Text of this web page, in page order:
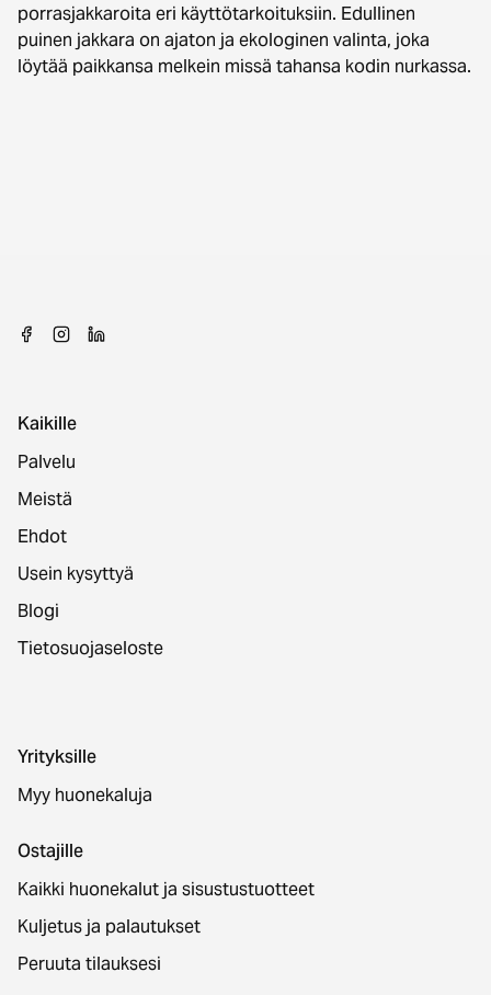
porrasjakkaroita eri käyttötarkoituksiin. Edullinen
puinen jakkara on ajaton ja ekologinen valinta, joka
löytää paikkansa melkein missä tahansa kodin nurkassa.
Kaikille
Palvelu
Meistä
Ehdot
Usein kysyttyä
Blogi
Tietosuojaseloste
Yrityksille
Myy huonekaluja
Ostajille
Kaikki huonekalut ja sisustustuotteet
Kuljetus ja palautukset
Peruuta tilauksesi